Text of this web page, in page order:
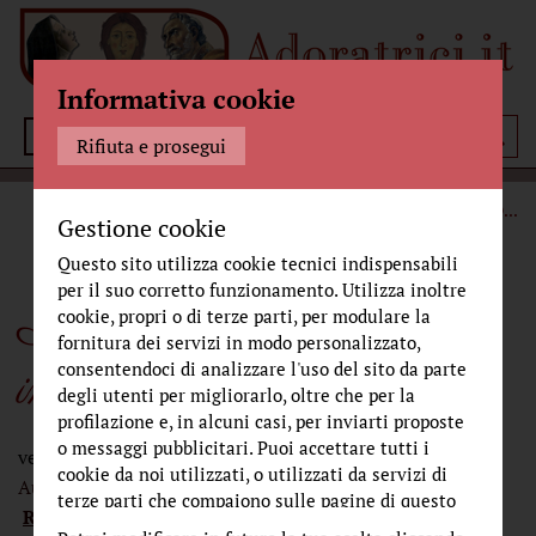
Menù
IL BELLISSIMO...
Il Bellissimo cammina
in mezzo a noi
venerdì 18 aprile 2014
Autore:Abis, Sr. Maria Irene Curatore:
Riva, Sr. Maria Gloria
Informativa cookie
Rifiuta e prosegui
Gestione cookie
Questo sito utilizza cookie tecnici indispensabili
per il suo corretto funzionamento. Utilizza inoltre
cookie, propri o di terze parti, per modulare la
fornitura dei servizi in modo personalizzato,
consentendoci di analizzare l'uso del sito da parte
degli utenti per migliorarlo, oltre che per la
profilazione e, in alcuni casi, per inviarti proposte
o messaggi pubblicitari. Puoi accettare tutti i
cookie da noi utilizzati, o utilizzati da servizi di
terze parti che compaiono sulle pagine di questo
sito, premendo il pulsante "Accetta tutti i cookie"